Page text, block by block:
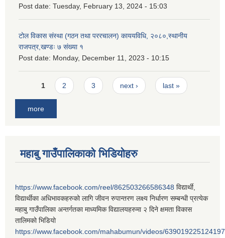
Post date: Tuesday, February 13, 2024 - 15:03
टोल विकास संस्था (गठन तथा पररचालन) काययविधि, २०८०,स्थानीय
राजपत्र,खण्डः ७ संख्या १
Post date: Monday, December 11, 2023 - 10:15
Pages
1 2 3 next › last »
more
महाबु गाउँपालिकाको भिडियोहरु
https://www.facebook.com/reel/862503266586348 विद्यार्थी,
विद्यार्थीका अधिभावकहरुको लागि जीवन रुपान्तरण लक्ष्य निर्धारण सम्बन्धी प्रत्येक
महाबु गाउँपालिका अन्तर्गतका माध्यमिक विद्यालयहरुमा २ दिने क्षमता विकास
तालिमको भिडियो
https://www.facebook.com/mahabumun/videos/639019225124197